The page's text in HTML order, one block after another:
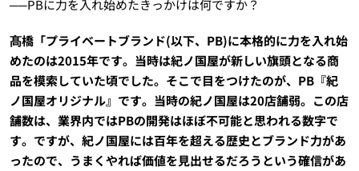
──PBに力を入れ始めたきっかけは何ですか？
髙橋「プライベートブランド(以下、PB)に本格的に力を入れ始
めたのは2015年です。当時は紀ノ国屋が新しい旗頭となる商
品を模索していた頃でした。そこで目をつけたのが、PB『紀
ノ国屋オリジナル』です。当時の紀ノ国屋は20店舗弱。この店
舗数は、業界内ではPBの開発はほぼ不可能と思われる数字で
す。ですが、紀ノ国屋には百年を超える歴史とブランド力があ
ったので、うまくやれば価値を見出せるだろうという確信があ